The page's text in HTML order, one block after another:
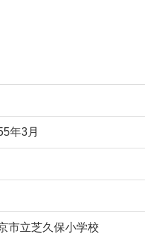
年3月
市立芝久保小学校